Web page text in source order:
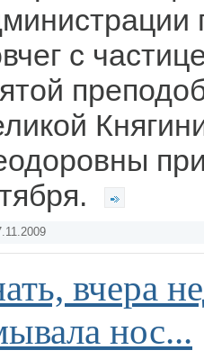
с
вчера
нос...